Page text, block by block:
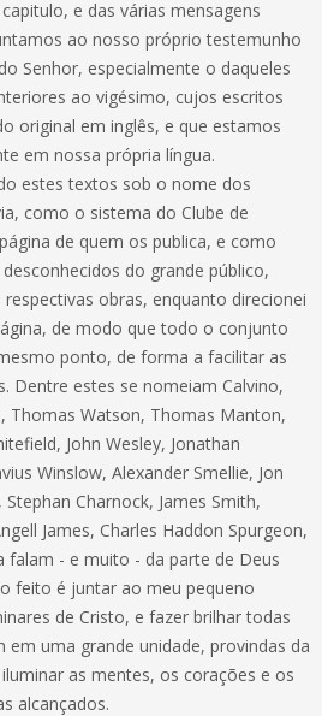
e das várias mensagens
ao nosso próprio testemunho
Senhor, especialmente o daqueles
ao vigésimo, cujos escritos
original em inglês, e que estamos
em nossa própria língua.
estes textos sob o nome dos
como o sistema do Clube de
de quem os publica, e como
do grande público,
obras, enquanto direcionei
de modo que todo o conjunto
ponto, de forma a facilitar as
Dentre estes se nomeiam Calvino,
Thomas Watson, Thomas Manton,
John Wesley, Jonathan
Winslow, Alexander Smellie, Jon
Charnock, James Smith,
James, Charles Haddon Spurgeon,
falam - e muito - da parte de Deus
feito é juntar ao meu pequeno
de Cristo, e fazer brilhar todas
em uma grande unidade, provindas da
as mentes, os corações e os
alcançados.